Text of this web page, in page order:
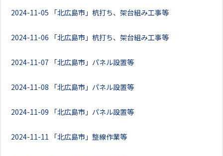
2024-11-05 「北広島市」杭打ち、架台組み工事等
2024-11-06 「北広島市」杭打ち、架台組み工事等
2024-11-07 「北広島市」パネル設置等
2024-11-08 「北広島市」パネル設置等
2024-11-09 「北広島市」パネル設置等
2024-11-11 「北広島市」整線作業等